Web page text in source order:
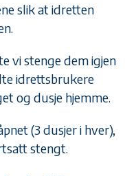
slik at idretten
vi stenge dem igjen
idrettsbrukere
og dusje hjemme.
(3 dusjer i hver),
stengt.